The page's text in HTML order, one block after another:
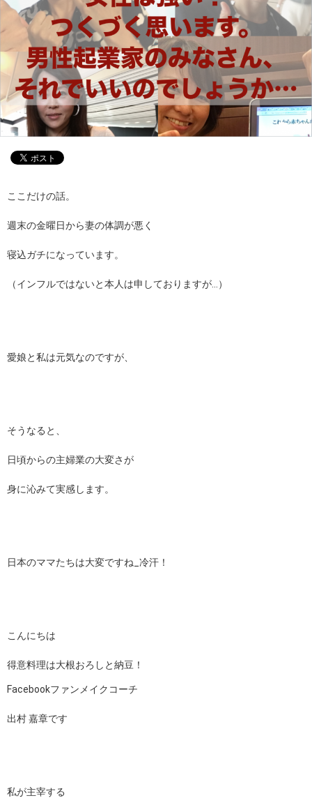
ここだけの話。
週末の金曜日から妻の体調が悪く
寝込ガチになっています。
（インフルではないと本人は申しておりますが…）
愛娘と私は元気なのですが、
そうなると、
日頃からの主婦業の大変さが
身に沁みて実感します。
日本のママたちは大変ですね_冷汗！
こんにちは
得意料理は大根おろしと納豆！
Facebookファンメイクコーチ
出村 嘉章です
私が主宰する